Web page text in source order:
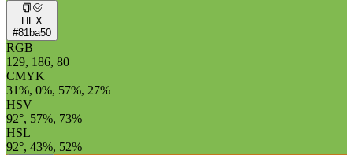
HEX
#81ba50
RGB
129, 186, 80
CMYK
31%, 0%, 57%, 27%
HSV
92°, 57%, 73%
HSL
92°, 43%, 52%